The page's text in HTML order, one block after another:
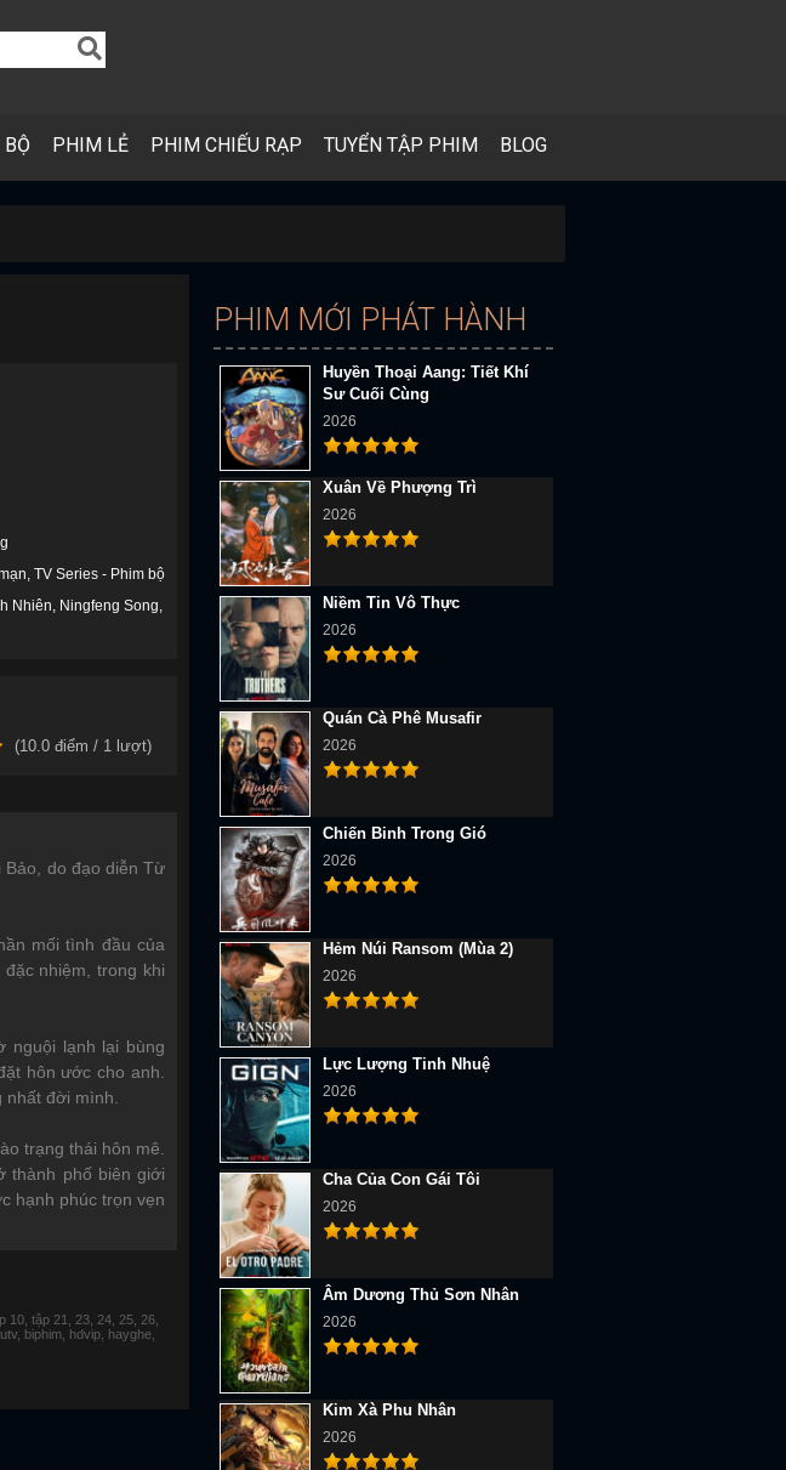
PHIM LẺ PHIM CHIẾU RẠP TUYỂN TẬP PHIM BLOG
TV Series - Phim bộ
Nhiên
Ningfeng Song
(10.0điểm / 1lượt)
Bảo, do đạo diễn Từ
mối tình đầu của
nhiệm, trong khi
nguội lạnh lại bùng
hôn ước cho anh.
đời mình.
trạng thái hôn mê.
thành phố biên giới
hạnh phúc trọn vẹn
10, tập 21, 23, 24, 25, 26,
biphim, hdvip, hayghe,
PHIM MỚI PHÁT HÀNH
Huyền Thoại Aang: Tiết Khí
Sư Cuối Cùng
2026
Xuân Về Phượng Trì
2026
Niềm Tin Vô Thực
2026
Quán Cà Phê Musafir
2026
Chiến Binh Trong Gió
2026
Hẻm Núi Ransom (Mùa 2)
2026
Lực Lượng Tinh Nhuệ
2026
Cha Của Con Gái Tôi
2026
Âm Dương Thủ Sơn Nhân
2026
Kim Xà Phu Nhân
2026